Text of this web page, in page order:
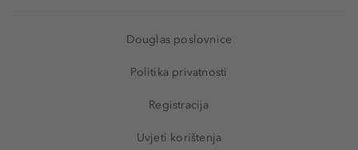
Douglas poslovnice
Politika privatnosti
Registracija
Uvjeti korištenja